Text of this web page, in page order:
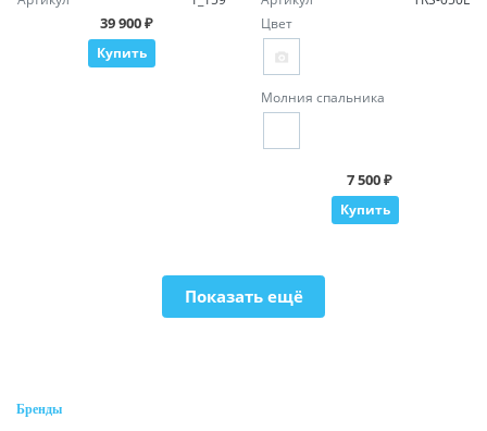
39 900 ₽
Купить
Цвет
Молния спальника
7 500 ₽
Купить
Показать ещё
Бренды